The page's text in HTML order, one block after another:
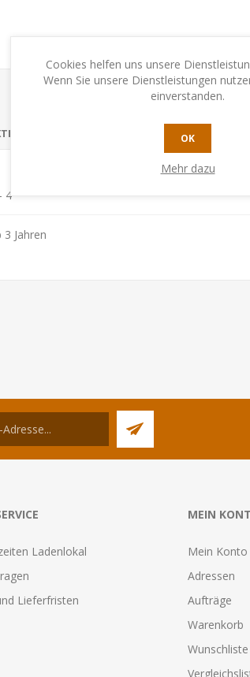
SIE UNS
4
3 Jahren
Ladenlokal
Lieferfristen
MEIN
Mein Konto
Adressen
Aufträge
Warenkorb
Wunschliste
Cookies helfen uns unsere
Wenn Sie unsere Dienstleistungen
einverstanden.
OK
Mehr dazu